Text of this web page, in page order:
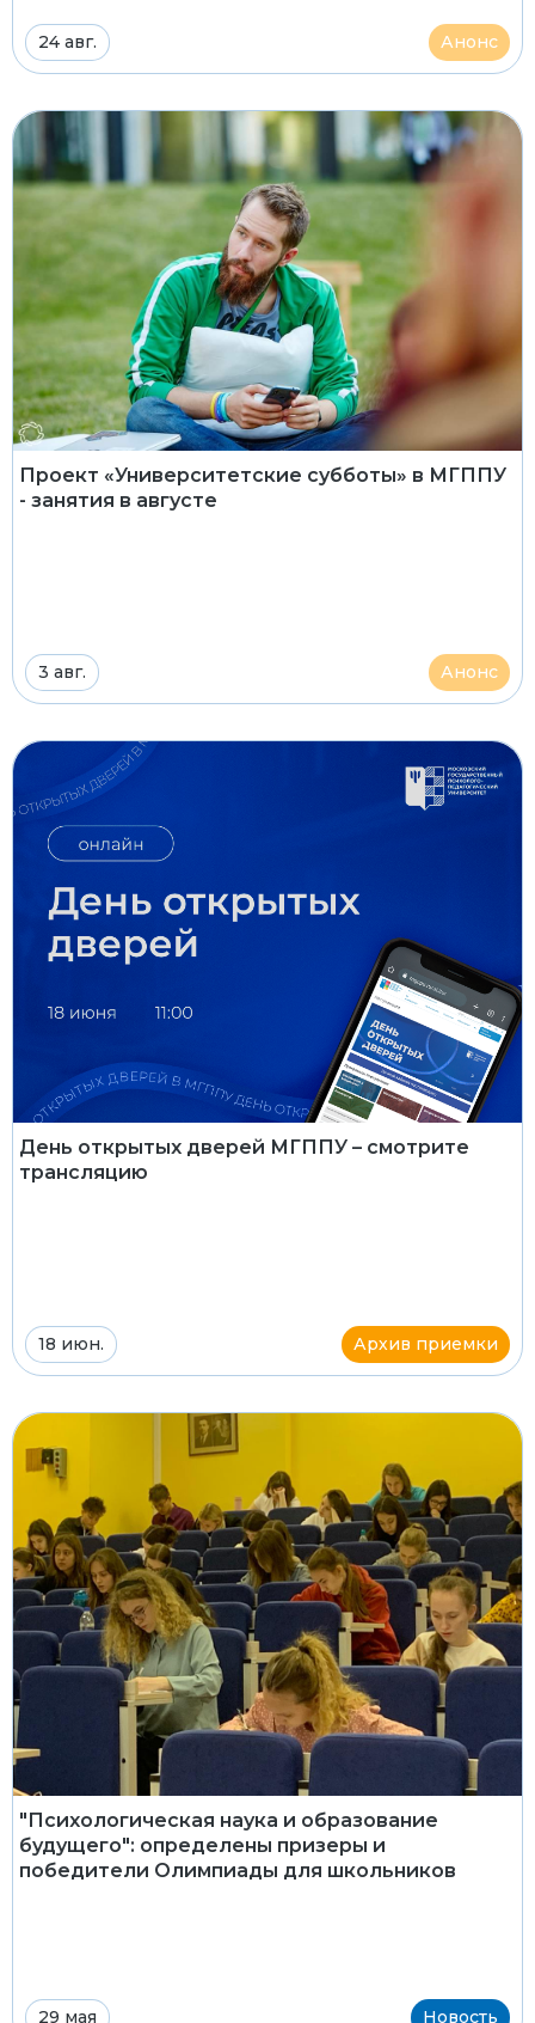
24 авг. Анонс
Проект «Университетские субботы» в МГППУ
- занятия в августе
3 авг. Анонс
День открытых дверей МГППУ – смотрите
трансляцию
18 июн. Архив приемки
"Психологическая наука и образование
будущего": определены призеры и
победители Олимпиады для школьников
29 мая Новость